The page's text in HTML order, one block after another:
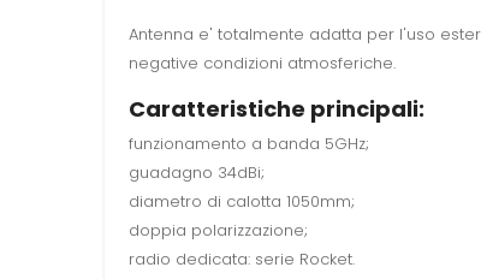
Antenna e' totalmente adatta per l'uso
negative condizioni atmosferiche.
Caratteristiche principali:
funzionamento a banda 5GHz;
guadagno 34dBi;
diametro di calotta 1050mm;
doppia polarizzazione;
radio dedicata: serie Rocket.